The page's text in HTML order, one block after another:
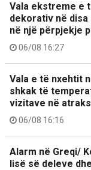
Vala ekstreme e
dekorativ në
në një përpjekje
06/08 16:27
Vala e të nxehtit
shkak të
vizitave në
06/08 16:16
Alarm në Greqi/
lisë së deleve